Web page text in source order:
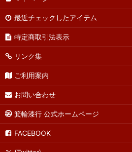
最近チェックしたアイテム
特定商取引法表示
リンク集
ご利用案内
お問い合わせ
箕輪漆行 公式ホームページ
FACEBOOK